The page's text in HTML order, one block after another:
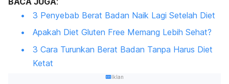
3 Penyebab Berat Badan Naik Lagi Setelah Diet
Apakah Diet Gluten Free Memang Lebih Sehat?
3 Cara Turunkan Berat Badan Tanpa Harus Diet
Ketat
Iklan